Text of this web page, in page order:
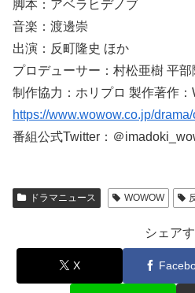
脚本：アベラヒデノブ
音楽：渡邊崇
出演：反町隆史 ほか
プロデューサー：村松亜樹 平部
制作協力：ホリプロ 製作著作：
https://www.wowow.co.jp/
番組公式Twitter：＠
ドラマニュース WOWOW
シェア
X